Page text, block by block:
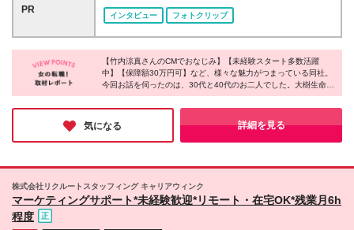
社規程による所定要件を満たす場合 ※詳細は面談時に
動が求められる一方、入社後18ヵ月間は保障給制度が
あり所定要件を満たす場合に入社時に決定された金額
が保障されます ・一般コースは入社当初は基本活動
ート営業（商談）あり ▼全国の都道府県に営業拠点
があります！詳細はこちら https://www.taiju-
life.co.jp/lc_recruitment/info/office.htm#sec03 ※上記
リンクは選考プロセスの下の「関連リンク」にある
【全国の都道府県に営業拠点があります！詳細はこち
ら】を クリックしてもご覧いただけます！
*********************************** 2026年度採用支援Ｇ
一括-第2号 大樹生命保険株式会社 〒 105-7190 東京
都港区東新橋1-5-2 汐留シティセンタービル 26階 担
当者 ／ 採用担当 tel ／ 03-6730-5066
PR
インタビュー フォトクリップ
【竹内涼真さんのCMでおなじみ】【未経験スタート多数活躍
中】【保障額30万円可】など、様々な魅力がつまっている同社。
今回お話を伺ったのは、30代と40代のお二人でした。大樹生命さ
んのお仕事は年齢や経験に関係なくできること、むしろ、年齢や
経験を重ねるほど活躍しやすい仕事であることが印象的でした。
「長く働いていきたい」という視点で転職活動をしている方にお
ススメしたい、理想的な環境がありました。
気になる 詳細を見る
株式会社リクルートスタッフィング キャリアウィンク
マーケティングサポート*未経験歓迎*リモート・在宅OK*残業月6h
程度